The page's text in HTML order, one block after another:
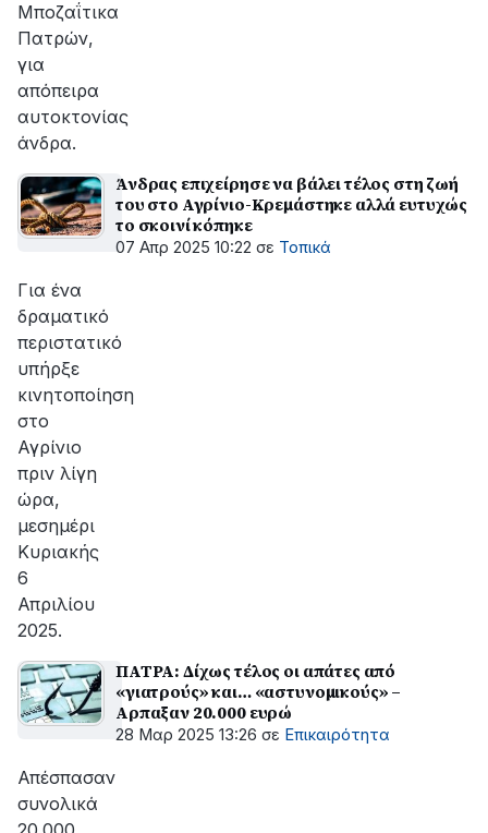
Μποζαΐτικα
Πατρών,
για
απόπειρα
αυτοκτονίας
άνδρα.
Άνδρας επιχείρησε να βάλει τέλος στη ζωή
του στο Αγρίνιο-Κρεμάστηκε αλλά ευτυχώς
το σκοινί κόπηκε
07 Απρ 2025 10:22 σε Τοπικά
Για ένα
δραματικό
περιστατικό
υπήρξε
κινητοποίηση
στο
Αγρίνιο
πριν λίγη
ώρα,
μεσημέρι
Κυριακής
6
Απριλίου
2025.
ΠΑΤΡΑ: Δίχως τέλος οι απάτες από
«γιατρούς» και… «αστυνοµικούς» –
Αρπαξαν 20.000 ευρώ
28 Μαρ 2025 13:26 σε Επικαιρότητα
Απέσπασαν
συνολικά